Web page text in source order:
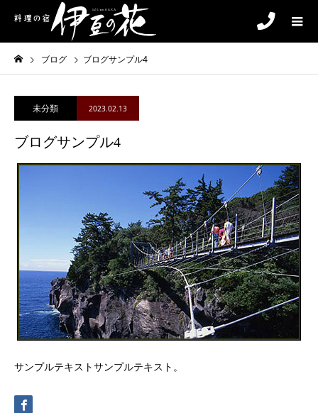
ブログ ブログサンプル4
未分類 2023.02.13
ブログサンプル4
サンプルテキストサンプルテキスト。